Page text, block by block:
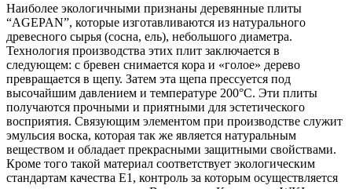
Наиболее экологичными признаны деревянные плиты
“AGEPAN”, которые изготавливаются из натурального
древесного сырья (сосна, ель), небольшого диаметра.
Технология производства этих плит заключается в
следующем: с бревен снимается кора и «голое» дерево
превращается в щепу. Затем эта щепа прессуется под
высочайшим давлением и температуре 200°С. Эти плиты
получаются прочными и приятными для эстетического
восприятия. Связующим элементом при производстве служит
эмульсия воска, которая так же является натуральным
веществом и обладает прекрасными защитными свойствами.
Кроме того такой материал соответствует экологическим
стандартам качества Е1, контроль за которым осуществляется